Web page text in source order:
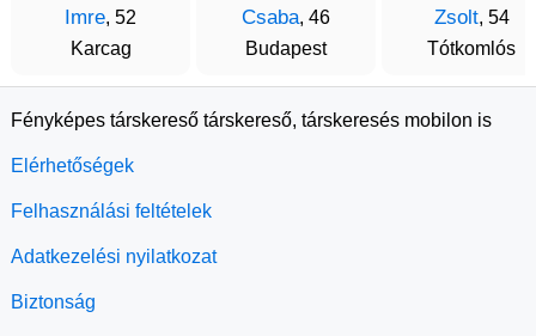
Imre, 52
Karcag
Csaba, 46
Budapest
Zsolt, 54
Tótkomlós
Fényképes társkereső társkereső, társkeresés mobilon is
Elérhetőségek
Felhasználási feltételek
Adatkezelési nyilatkozat
Biztonság